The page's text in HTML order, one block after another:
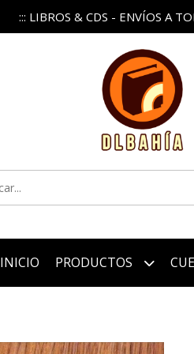
::: LIBROS & CDS - ENVÍOS A
INICIO PRODUCTOS